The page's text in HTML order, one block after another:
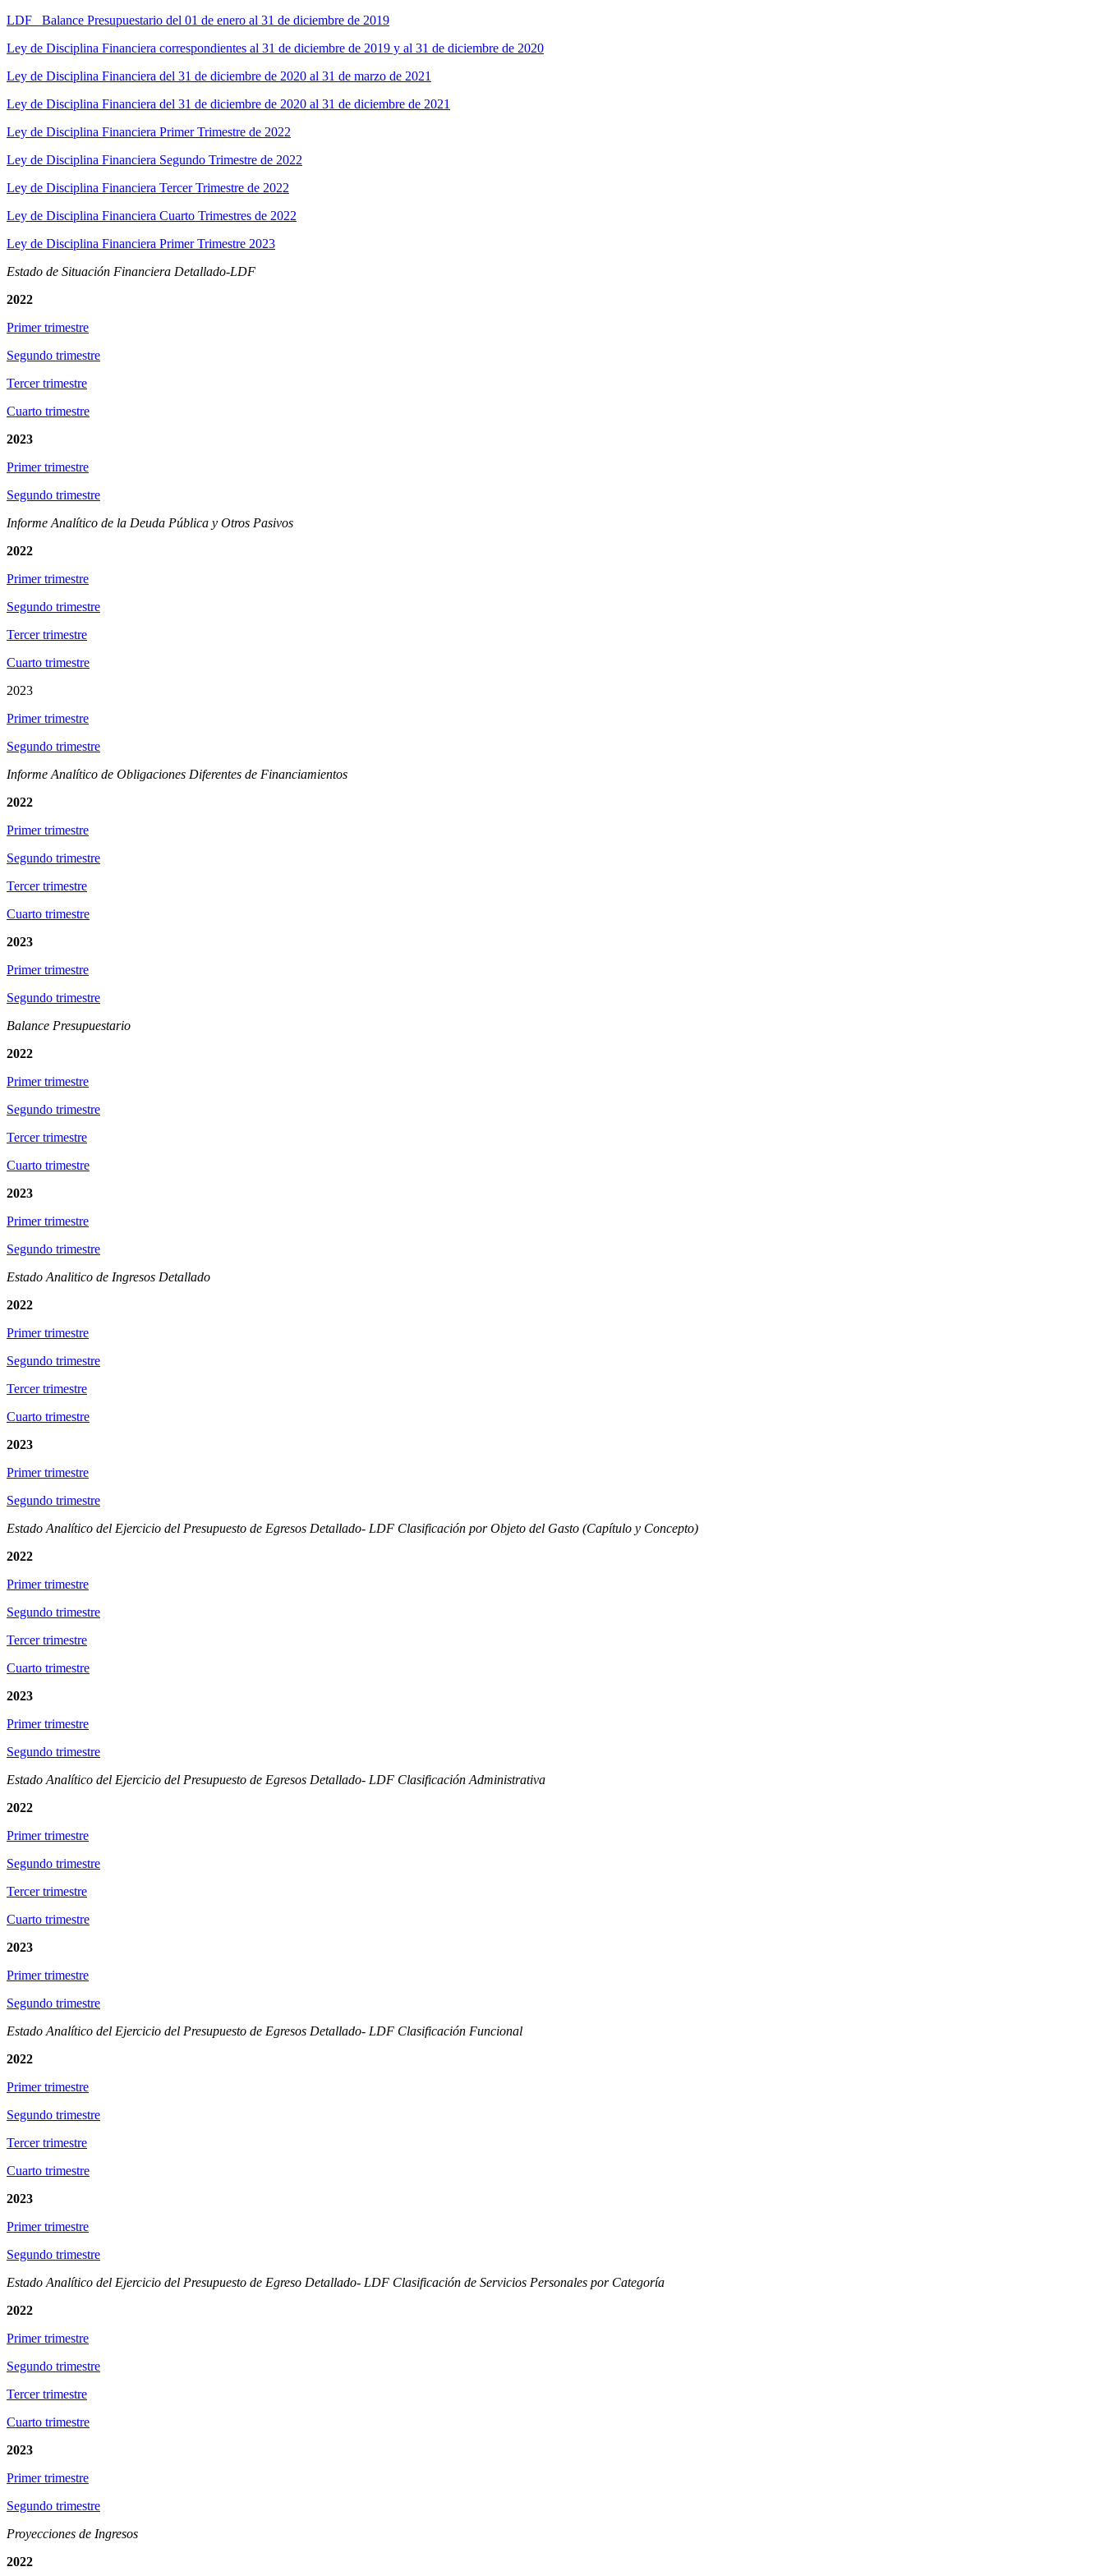
LDF_ Balance Presupuestario del 01 de enero al 31 de diciembre de 2019
Ley de Disciplina Financiera correspondientes al 31 de diciembre de 2019 y al 31 de diciembre de 2020
Ley de Disciplina Financiera del 31 de diciembre de 2020 al 31 de marzo de 2021
Ley de Disciplina Financiera del 31 de diciembre de 2020 al 31 de diciembre de 2021
Ley de Disciplina Financiera Primer Trimestre de 2022
Ley de Disciplina Financiera Segundo Trimestre de 2022
Ley de Disciplina Financiera Tercer Trimestre de 2022
Ley de Disciplina Financiera Cuarto Trimestres de 2022
Ley de Disciplina Financiera Primer Trimestre 2023
Estado de Situación Financiera Detallado-LDF
2022
Primer trimestre
Segundo trimestre
Tercer trimestre
Cuarto trimestre
2023
Primer trimestre
Segundo trimestre
Informe Analítico de la Deuda Pública y Otros Pasivos
2022
Primer trimestre
Segundo trimestre
Tercer trimestre
Cuarto trimestre
2023
Primer trimestre
Segundo trimestre
Informe Analítico de Obligaciones Diferentes de Financiamientos
2022
Primer trimestre
Segundo trimestre
Tercer trimestre
Cuarto trimestre
2023
Primer trimestre
Segundo trimestre
Balance Presupuestario
2022
Primer trimestre
Segundo trimestre
Tercer trimestre
Cuarto trimestre
2023
Primer trimestre
Segundo trimestre
Estado Analitico de Ingresos Detallado
2022
Primer trimestre
Segundo trimestre
Tercer trimestre
Cuarto trimestre
2023
Primer trimestre
Segundo trimestre
Estado Analítico del Ejercicio del Presupuesto de Egresos Detallado- LDF Clasificación por Objeto del Gasto (Capítulo y Concepto)
2022
Primer trimestre
Segundo trimestre
Tercer trimestre
Cuarto trimestre
2023
Primer trimestre
Segundo trimestre
Estado Analítico del Ejercicio del Presupuesto de Egresos Detallado- LDF Clasificación Administrativa
2022
Primer trimestre
Segundo trimestre
Tercer trimestre
Cuarto trimestre
2023
Primer trimestre
Segundo trimestre
Estado Analítico del Ejercicio del Presupuesto de Egresos Detallado- LDF Clasificación Funcional
2022
Primer trimestre
Segundo trimestre
Tercer trimestre
Cuarto trimestre
2023
Primer trimestre
Segundo trimestre
Estado Analítico del Ejercicio del Presupuesto de Egreso Detallado- LDF Clasificación de Servicios Personales por Categoría
2022
Primer trimestre
Segundo trimestre
Tercer trimestre
Cuarto trimestre
2023
Primer trimestre
Segundo trimestre
Proyecciones de Ingresos
2022